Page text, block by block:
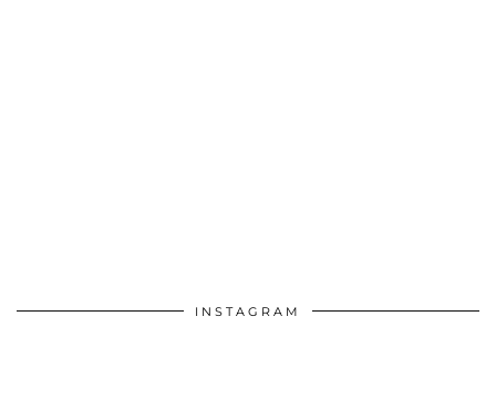
INSTAGRAM